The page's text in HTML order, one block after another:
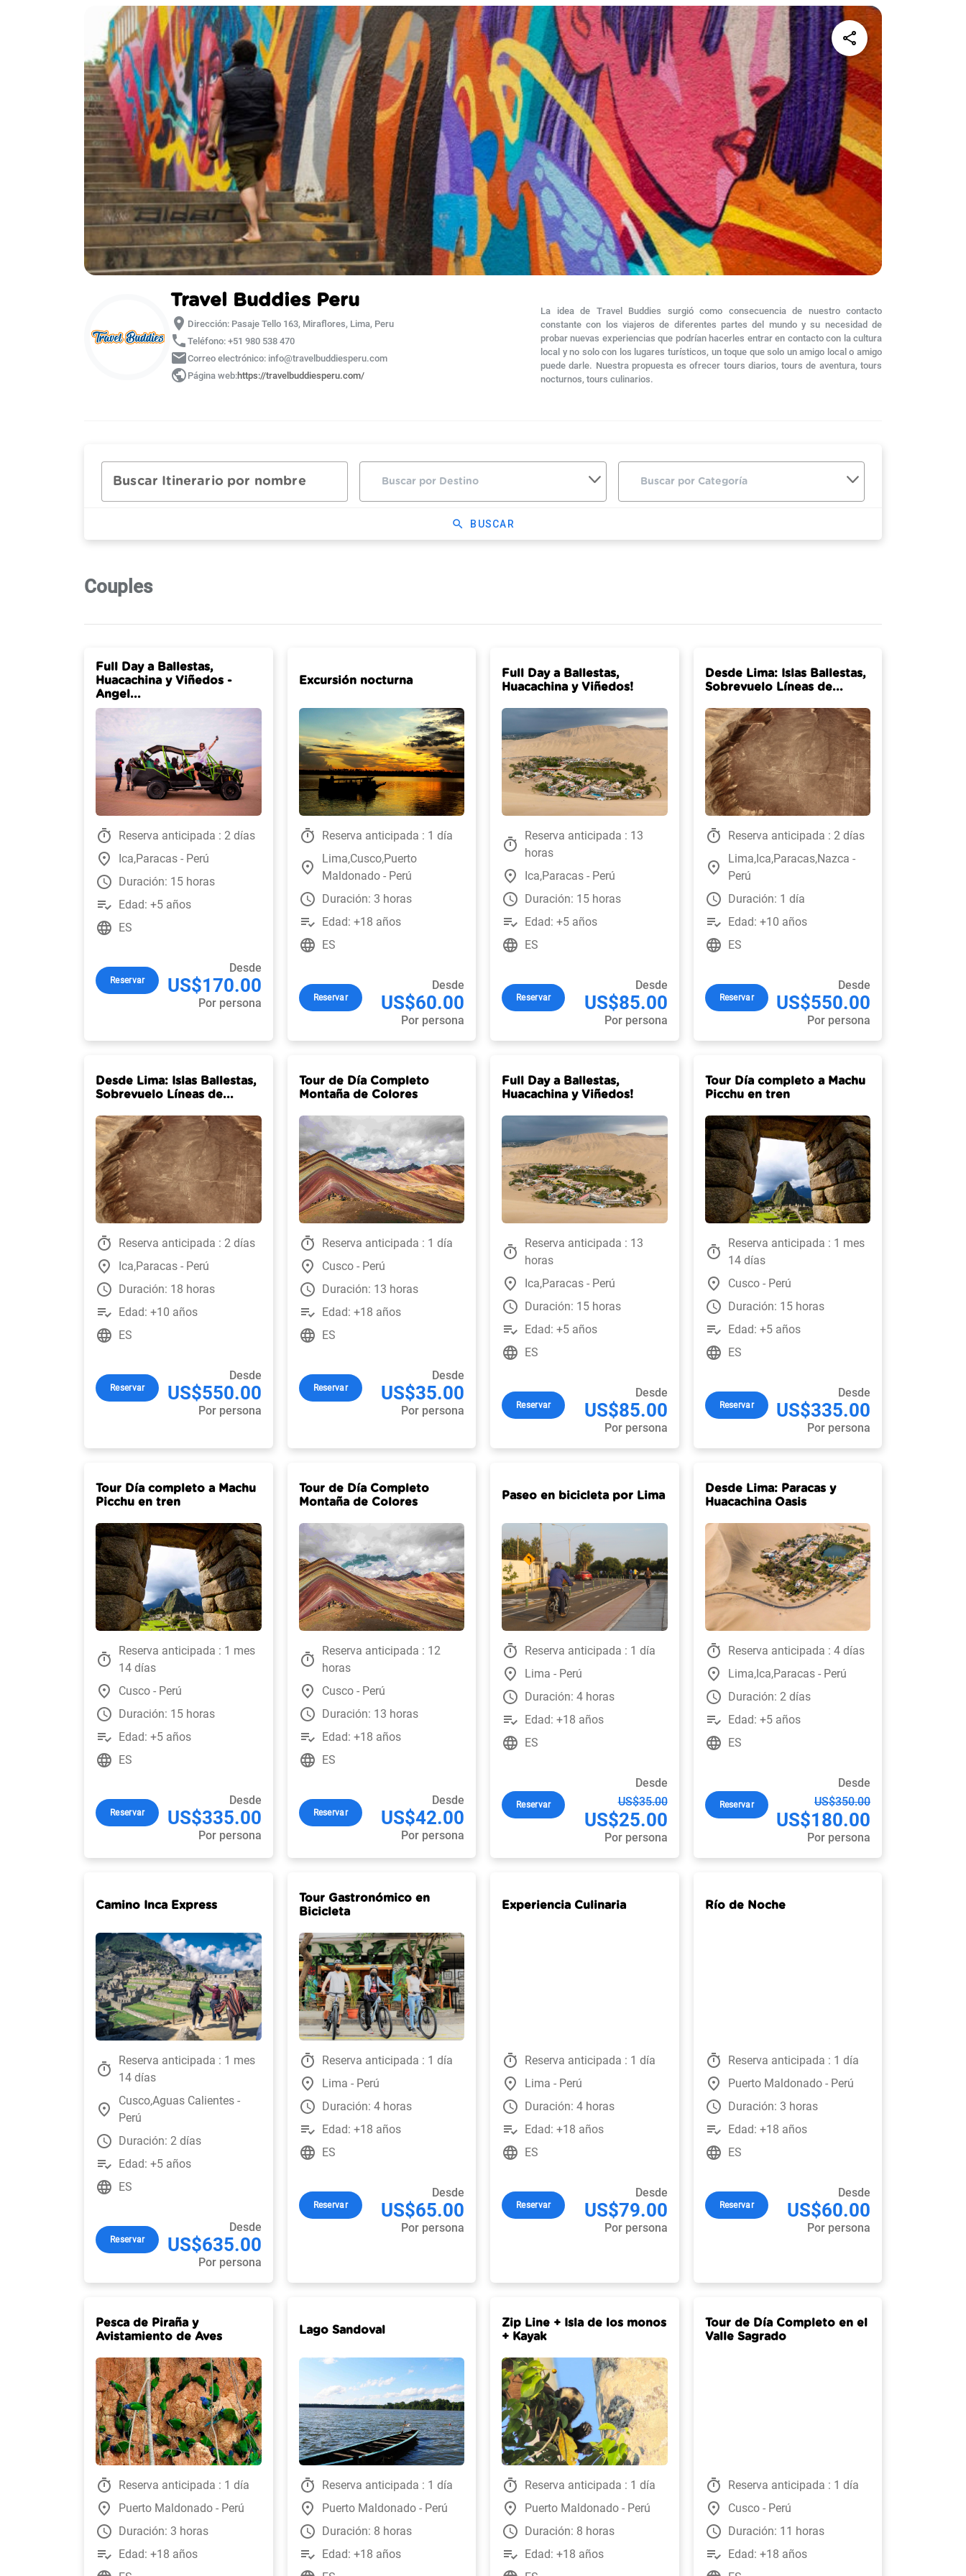
share
Travel Buddies Peru
location_on Dirección: Pasaje Tello 163, Miraflores, Lima, Peru
phone Teléfono: +51 980 538 470
emailCorreo electrónico: info@travelbuddiesperu.com
public Página web:https://travelbuddiesperu.com/
La idea de Travel Buddies surgió como consecuencia de nuestro contacto
constante con los viajeros de diferentes partes del mundo y su necesidad de
probar nuevas experiencias que podrían hacerles entrar en contacto con la cultura
local y no solo con los lugares turísticos, un toque que solo un amigo local o amigo
puede darle. Nuestra propuesta es ofrecer tours diarios, tours de aventura, tours
nocturnos, tours culinarios.
Buscar Itinerario por nombre
search BUSCAR
Couples
Full Day a Ballestas,
Huacachina y Viñedos -
Angel...
timer Reserva anticipada : 2 días
place Ica,Paracas - Perú
watch_later Duración: 15 horas
playlist_add_check Edad: +5 años
language ES
Reservar
Desde
US$170.00
Por persona
Excursión nocturna
timer Reserva anticipada : 1 día
place
Lima,Cusco,Puerto
Maldonado - Perú
watch_later Duración: 3 horas
playlist_add_check Edad: +18 años
language ES
Reservar
Desde
US$60.00
Por persona
Full Day a Ballestas,
Huacachina y Viñedos!
timer
Reserva anticipada : 13
horas
place Ica,Paracas - Perú
watch_later Duración: 15 horas
playlist_add_check Edad: +5 años
language ES
Reservar
Desde
US$85.00
Por persona
Desde Lima: Islas Ballestas,
Sobrevuelo Líneas de...
timer Reserva anticipada : 2 días
place
Lima,Ica,Paracas,Nazca -
Perú
watch_later Duración: 1 día
playlist_add_check Edad: +10 años
language ES
Reservar
Desde
US$550.00
Por persona
Desde Lima: Islas Ballestas,
Sobrevuelo Líneas de...
timer Reserva anticipada : 2 días
place Ica,Paracas - Perú
watch_later Duración: 18 horas
playlist_add_check Edad: +10 años
language ES
Reservar
Desde
US$550.00
Por persona
Tour de Día Completo
Montaña de Colores
timer Reserva anticipada : 1 día
place Cusco - Perú
watch_later Duración: 13 horas
playlist_add_check Edad: +18 años
language ES
Reservar
Desde
US$35.00
Por persona
Full Day a Ballestas,
Huacachina y Viñedos!
timer
Reserva anticipada : 13
horas
place Ica,Paracas - Perú
watch_later Duración: 15 horas
playlist_add_check Edad: +5 años
language ES
Reservar
Desde
US$85.00
Por persona
Tour Día completo a Machu
Picchu en tren
timer
Reserva anticipada : 1 mes
14 días
place Cusco - Perú
watch_later Duración: 15 horas
playlist_add_check Edad: +5 años
language ES
Reservar
Desde
US$335.00
Por persona
Tour Día completo a Machu
Picchu en tren
timer
Reserva anticipada : 1 mes
14 días
place Cusco - Perú
watch_later Duración: 15 horas
playlist_add_check Edad: +5 años
language ES
Reservar
Desde
US$335.00
Por persona
Tour de Día Completo
Montaña de Colores
timer
Reserva anticipada : 12
horas
place Cusco - Perú
watch_later Duración: 13 horas
playlist_add_check Edad: +18 años
language ES
Reservar
Desde
US$42.00
Por persona
Paseo en bicicleta por Lima
timer Reserva anticipada : 1 día
place Lima - Perú
watch_later Duración: 4 horas
playlist_add_check Edad: +18 años
language ES
Reservar
Desde
US$35.00
US$25.00
Por persona
Desde Lima: Paracas y
Huacachina Oasis
timer Reserva anticipada : 4 días
place Lima,Ica,Paracas - Perú
watch_later Duración: 2 días
playlist_add_check Edad: +5 años
language ES
Reservar
Desde
US$350.00
US$180.00
Por persona
Camino Inca Express
timer
Reserva anticipada : 1 mes
14 días
place
Cusco,Aguas Calientes -
Perú
watch_later Duración: 2 días
playlist_add_check Edad: +5 años
language ES
Reservar
Desde
US$635.00
Por persona
Tour Gastronómico en
Bicicleta
timer Reserva anticipada : 1 día
place Lima - Perú
watch_later Duración: 4 horas
playlist_add_check Edad: +18 años
language ES
Reservar
Desde
US$65.00
Por persona
Experiencia Culinaria
timer Reserva anticipada : 1 día
place Lima - Perú
watch_later Duración: 4 horas
playlist_add_check Edad: +18 años
language ES
Reservar
Desde
US$79.00
Por persona
Río de Noche
timer Reserva anticipada : 1 día
place Puerto Maldonado - Perú
watch_later Duración: 3 horas
playlist_add_check Edad: +18 años
language ES
Reservar
Desde
US$60.00
Por persona
Pesca de Piraña y
Avistamiento de Aves
timer Reserva anticipada : 1 día
place Puerto Maldonado - Perú
watch_later Duración: 3 horas
playlist_add_check Edad: +18 años
Lago Sandoval
timer Reserva anticipada : 1 día
place Puerto Maldonado - Perú
watch_later Duración: 8 horas
playlist_add_check Edad: +18 años
Zip Line + Isla de los monos
+ Kayak
timer Reserva anticipada : 1 día
place Puerto Maldonado - Perú
watch_later Duración: 8 horas
playlist_add_check Edad: +18 años
Tour de Día Completo en el
Valle Sagrado
timer Reserva anticipada : 1 día
place Cusco - Perú
watch_later Duración: 11 horas
playlist_add_check Edad: +18 años